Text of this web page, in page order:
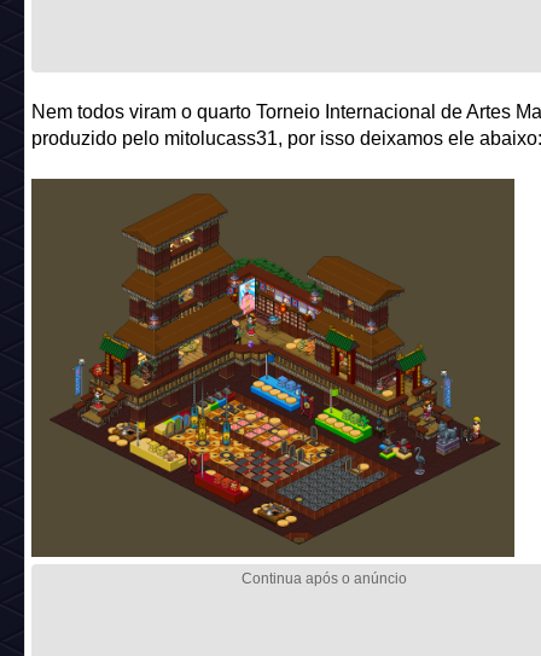
Nem todos viram o quarto Torneio Internacional de Artes
produzido pelo mitolucass31, por isso deixamos ele abaixo: